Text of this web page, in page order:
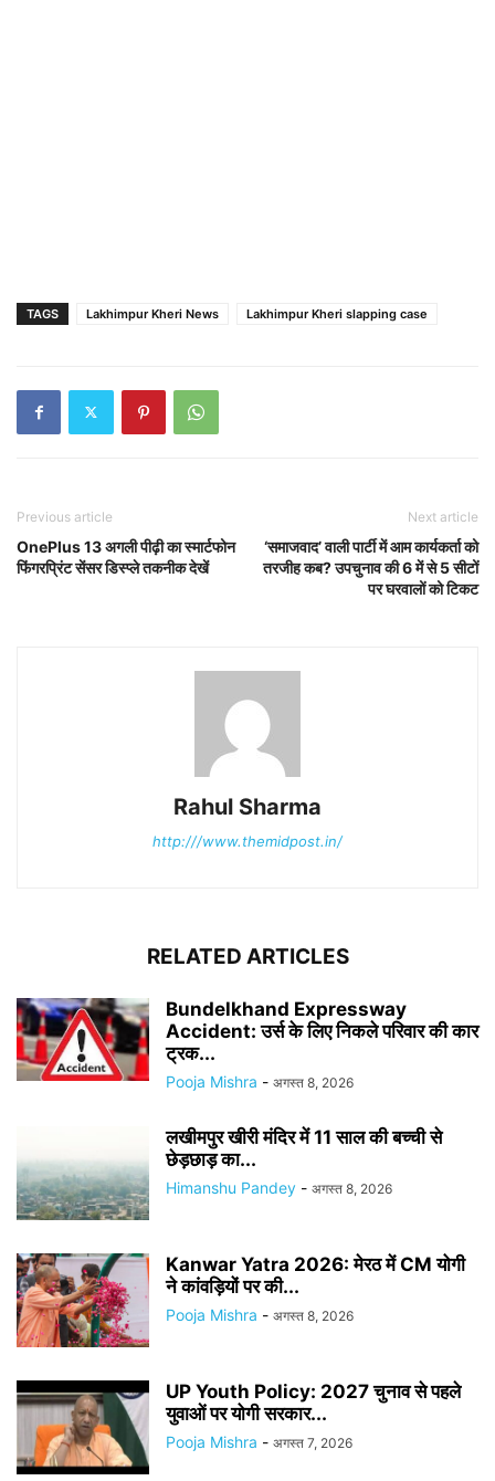
TAGS Lakhimpur Kheri News Lakhimpur Kheri slapping case
Previous article
OnePlus 13 अगली पीढ़ी का स्मार्टफोन
फिंगरप्रिंट सेंसर डिस्प्ले तकनीक देखें
Next article
‘समाजवाद’ वाली पार्टी में आम कार्यकर्ता को
तरजीह कब? उपचुनाव की 6 में से 5 सीटों
पर घरवालों को टिकट
Rahul Sharma
http:///www.themidpost.in/
RELATED ARTICLES
Bundelkhand Expressway
Accident: उर्स के लिए निकले परिवार की कार
ट्रक...
Pooja Mishra - अगस्त 8, 2026
लखीमपुर खीरी मंदिर में 11 साल की बच्ची से
छेड़छाड़ का...
Himanshu Pandey - अगस्त 8, 2026
Kanwar Yatra 2026: मेरठ में CM योगी
ने कांवड़ियों पर की...
Pooja Mishra - अगस्त 8, 2026
UP Youth Policy: 2027 चुनाव से पहले
युवाओं पर योगी सरकार...
Pooja Mishra - अगस्त 7, 2026